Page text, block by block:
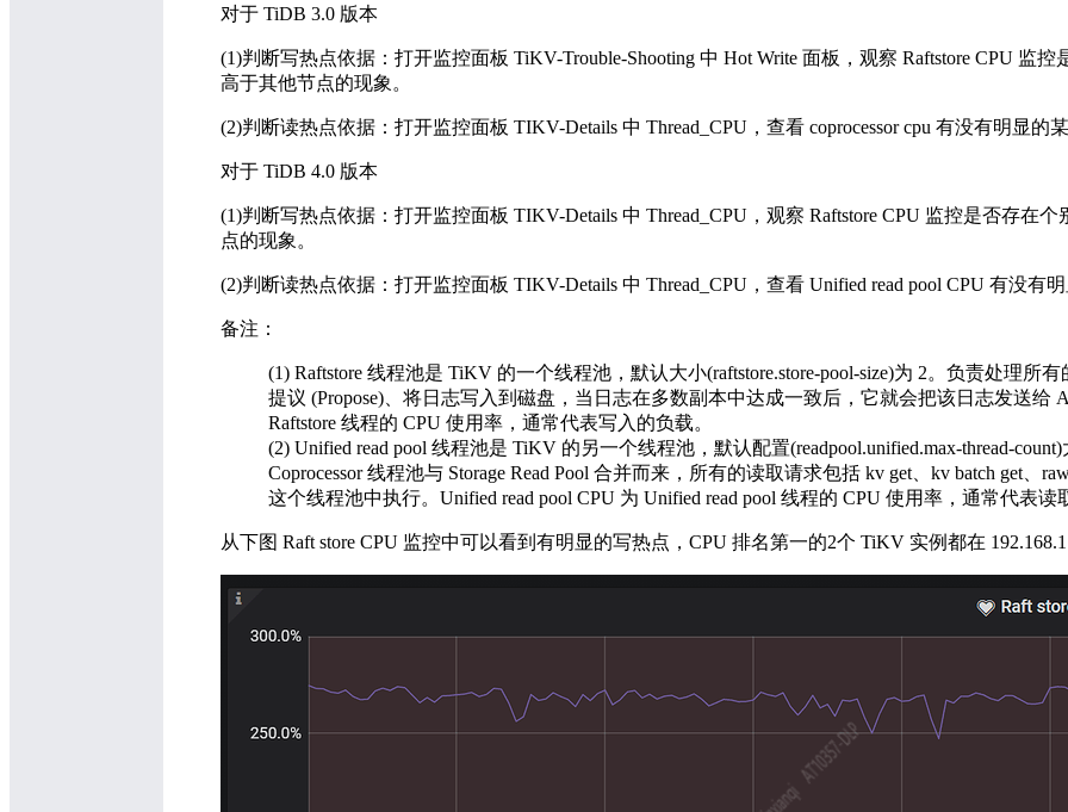
对于 TiDB 3.0 版本
(1)判断写热点依据：打开监控面板 TiKV-Trouble-Shooting 中 Hot Write 面板，观察 Raftstore CPU 监
高于其他节点的现象。
(2)判断读热点依据：打开监控面板 TIKV-Details 中 Thread_CPU，查看 coprocessor cpu 有没有明显的
对于 TiDB 4.0 版本
(1)判断写热点依据：打开监控面板 TIKV-Details 中 Thread_CPU，观察 Raftstore CPU 监控是否存在
点的现象。
(2)判断读热点依据：打开监控面板 TIKV-Details 中 Thread_CPU，查看 Unified read pool CPU 有没有
备注：
(1) Raftstore 线程池是 TiKV 的一个线程池，默认大小(raftstore.store-pool-size)为 2。负责处理所
提议 (Propose)、将日志写入到磁盘，当日志在多数副本中达成一致后，它就会把该日志发送给
Raftstore 线程的 CPU 使用率，通常代表写入的负载。
(2) Unified read pool 线程池是 TiKV 的另一个线程池，默认配置(readpool.unified.max-thread-
Coprocessor 线程池与 Storage Read Pool 合并而来，所有的读取请求包括 kv get、kv batch get、
这个线程池中执行。Unified read pool CPU 为 Unified read pool 线程的 CPU 使用率，通常代表读
从下图 Raft store CPU 监控中可以看到有明显的写热点，CPU 排名第一的2个 TiKV 实例都在